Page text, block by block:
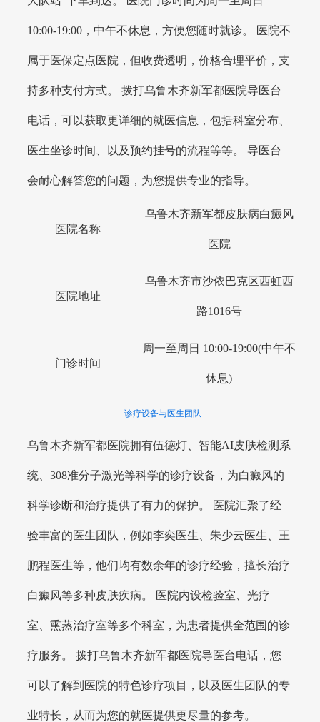
10:00-19:00，中午不休息，方便您随时就诊。 医院不
属于医保定点医院，但收费透明，价格合理平价，支
持多种支付方式。 拨打乌鲁木齐新军都医院导医台
电话，可以获取更详细的就医信息，包括科室分布、
医生坐诊时间、以及预约挂号的流程等等。 导医台
会耐心解答您的问题，为您提供专业的指导。
医院名称
乌鲁木齐新军都皮肤病白癜风
医院
医院地址
乌鲁木齐市沙依巴克区西虹西
路1016号
门诊时间
周一至周日 10:00-19:00(中午不
休息)
诊疗设备与医生团队
乌鲁木齐新军都医院拥有伍德灯、智能AI皮肤检测系
统、308准分子激光等科学的诊疗设备，为白癜风的
科学诊断和治疗提供了有力的保护。 医院汇聚了经
验丰富的医生团队，例如李奕医生、朱少云医生、王
鹏程医生等，他们均有数余年的诊疗经验，擅长治疗
白癜风等多种皮肤疾病。 医院内设检验室、光疗
室、熏蒸治疗室等多个科室，为患者提供全范围的诊
疗服务。 拨打乌鲁木齐新军都医院导医台电话，您
可以了解到医院的特色诊疗项目，以及医生团队的专
业特长，从而为您的就医提供更尽量的参考。